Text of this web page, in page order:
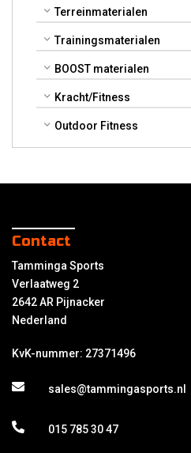
Terreinmaterialen
Trainingsmaterialen
BOOST materialen
Kracht/Fitness
Outdoor Fitness
Contact
Tamminga Sports
Verlaatweg 2
2642 AR Pijnacker
Nederland
KvK-nummer: 27371496
sales@tammingasports.nl
015 785 30 47